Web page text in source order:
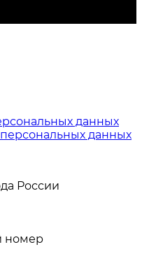
данных
данных
России
номер